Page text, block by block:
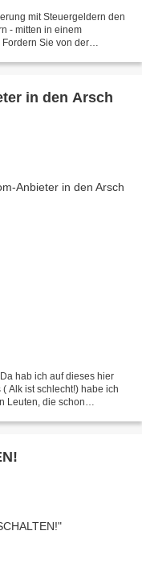
mit Steuergeldern den
- mitten in einem
Sie von der
in den Arsch
hab ich auf dieses hier
Alk ist schlecht!) habe ich
Leuten, die schon